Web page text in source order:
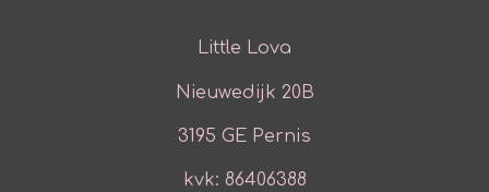
Little Lova
Nieuwedijk 20B
3195 GE Pernis
kvk: 86406388